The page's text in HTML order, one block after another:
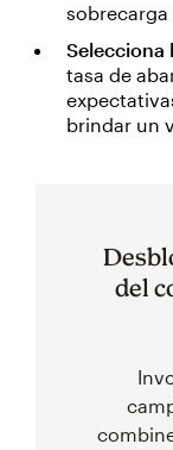
sobrecarga
Selecciona
tasa de
brindar un
del